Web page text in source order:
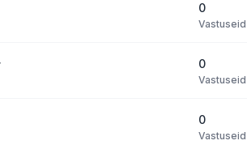
0
Vastuseid
0
Vastuseid
0
Vastuseid